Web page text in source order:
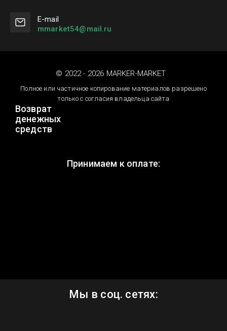
Е-mail
mmarket54@mail.ru
© 2022 - 2026 MARKER-MARKET
Полное или частичное копирование материалов разрешено
только с согласия владельца сайта
Возврат
денежных
средств
Принимаем к оплате:
Мы в соц. сетях: